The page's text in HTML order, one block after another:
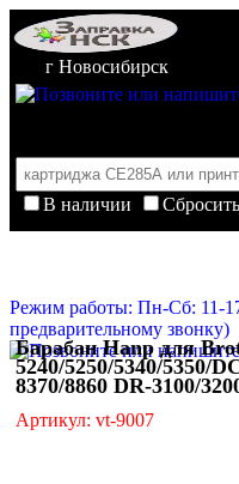
г Новосибирск
В наличии
Режим работы: Пн-Сб: 11-
предварительному звонку)
Барабан Hanp для
5240/5250/5340/5350/
8370/8860 DR-3100/
Артикул: vt-9007